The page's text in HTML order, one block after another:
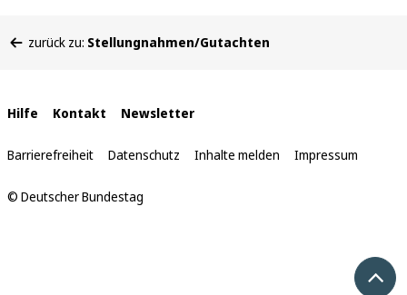
befinden
zurück zu: Stellungnahmen/Gutachten
Interne
Links
Hilfe Kontakt Newsletter
Barrierefreiheit Datenschutz Inhalte melden Impressum
© Deutscher Bundestag